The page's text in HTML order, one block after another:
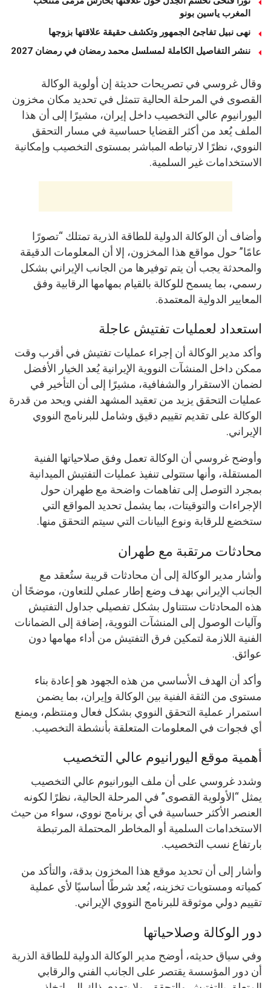
المغرب ياسين بونو ‏
نهى نبيل تفاجئ الجمهور وتكشف حقيقة علاقتها بزوجها
ننشر التفاصيل الكاملة لمسلسل محمد رمضان في رمضان 2027
وقال غروسي في تصريحات حديثة إن أولوية الوكالة
القصوى في المرحلة الحالية تتمثل في تحديد مكان مخزون
اليورانيوم عالي التخصيب داخل إيران، مشيرًا إلى أن هذا
الملف يُعد من أكثر القضايا حساسية في مسار التحقق
النووي، نظرًا لارتباطه المباشر بمستوى التخصيب وإمكانية
الاستخدامات غير السلمية.
وأضاف أن الوكالة الدولية للطاقة الذرية تمتلك “تصورًا
عامًا” حول مواقع هذا المخزون، إلا أن المعلومات الدقيقة
والمحدثة يجب أن يتم توفيرها من الجانب الإيراني بشكل
رسمي، بما يسمح للوكالة بالقيام بمهامها الرقابية وفق
المعايير الدولية المعتمدة.
استعداد لعمليات تفتيش عاجلة
وأكد مدير الوكالة أن إجراء عمليات تفتيش في أقرب وقت
ممكن داخل المنشآت النووية الإيرانية يُعد الخيار الأفضل
لضمان الاستقرار والشفافية، مشيرًا إلى أن التأخير في
عمليات التحقق يزيد من تعقيد المشهد الفني ويحد من قدرة
الوكالة على تقديم تقييم دقيق وشامل للبرنامج النووي
الإيراني.
وأوضح غروسي أن الوكالة تعمل وفق صلاحياتها الفنية
المستقلة، وأنها ستتولى تنفيذ عمليات التفتيش الميدانية
بمجرد التوصل إلى تفاهمات واضحة مع طهران حول
الإجراءات والتوقيتات، بما يشمل تحديد المواقع التي
ستخضع للرقابة ونوع البيانات التي سيتم التحقق منها.
محادثات مرتقبة مع طهران
وأشار مدير الوكالة إلى أن محادثات قريبة ستُعقد مع
الجانب الإيراني بهدف وضع إطار عملي للتعاون، موضحًا أن
هذه المحادثات ستتناول بشكل تفصيلي جداول التفتيش
وآليات الوصول إلى المنشآت النووية، إضافة إلى الضمانات
الفنية اللازمة لتمكين فرق التفتيش من أداء مهامها دون
عوائق.
وأكد أن الهدف الأساسي من هذه الجهود هو إعادة بناء
مستوى من الثقة الفنية بين الوكالة وإيران، بما يضمن
استمرار عملية التحقق النووي بشكل فعال ومنتظم، ويمنع
أي فجوات في المعلومات المتعلقة بأنشطة التخصيب.
أهمية موقع اليورانيوم عالي التخصيب
وشدد غروسي على أن ملف اليورانيوم عالي التخصيب
يمثل “الأولوية القصوى” في المرحلة الحالية، نظرًا لكونه
العنصر الأكثر حساسية في أي برنامج نووي، سواء من حيث
الاستخدامات السلمية أو المخاطر المحتملة المرتبطة
بارتفاع نسب التخصيب.
وأشار إلى أن تحديد موقع هذا المخزون بدقة، والتأكد من
كمياته ومستويات تخزينه، يُعد شرطًا أساسيًا لأي عملية
تقييم دولي موثوقة للبرنامج النووي الإيراني.
دور الوكالة وصلاحياتها
وفي سياق حديثه، أوضح مدير الوكالة الدولية للطاقة الذرية
أن دور المؤسسة يقتصر على الجانب الفني والرقابي